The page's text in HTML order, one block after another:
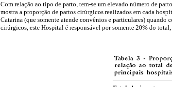
Com relação ao tipo de parto, tem-se um elevado número de
mostra a proporção de partos cirúrgicos realizados em cada
Catarina (que somente atende convênios e particulares) quando
cirúrgicos, este Hospital é responsável por somente 20% do